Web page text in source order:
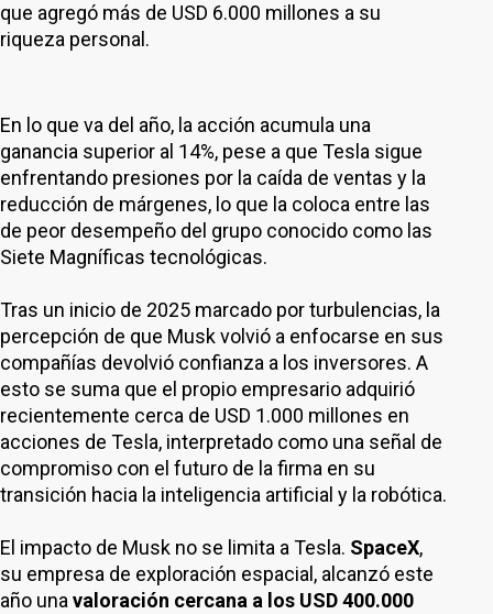
que agregó más de USD 6.000 millones a su
riqueza personal.
En lo que va del año, la acción acumula una
ganancia superior al 14%, pese a que Tesla sigue
enfrentando presiones por la caída de ventas y la
reducción de márgenes, lo que la coloca entre las
de peor desempeño del grupo conocido como las
Siete Magníficas tecnológicas.
Tras un inicio de 2025 marcado por turbulencias, la
percepción de que Musk volvió a enfocarse en sus
compañías devolvió confianza a los inversores. A
esto se suma que el propio empresario adquirió
recientemente cerca de USD 1.000 millones en
acciones de Tesla, interpretado como una señal de
compromiso con el futuro de la firma en su
transición hacia la inteligencia artificial y la robótica.
El impacto de Musk no se limita a Tesla. SpaceX,
su empresa de exploración espacial, alcanzó este
año una valoración cercana a los USD 400.000